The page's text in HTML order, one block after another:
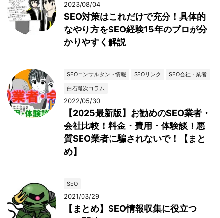
2023/08/04
SEO対策はこれだけで充分！具体的
なやり方をSEO経験15年のプロが分
かりやすく解説
SEOコンサルタント情報 SEOリンク
SEO会社・業者
白石竜次コラム
2022/05/30
【2025最新版】お勧めのSEO業者・
会社比較！料金・費用・体験談！悪
質SEO業者に騙されないで！【まと
め】
SEO
2021/03/29
【まとめ】SEO情報収集に役立つ